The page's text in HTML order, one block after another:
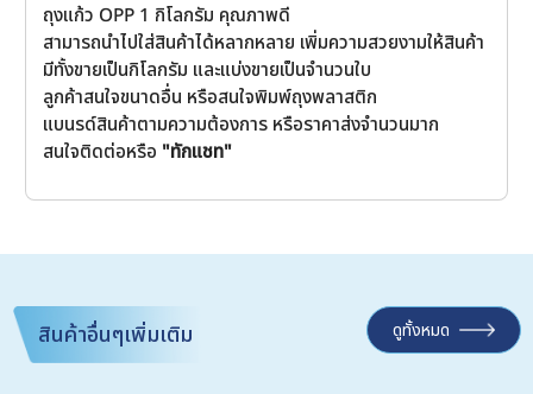
ถุงแก้ว OPP 1 กิโลกรัม คุณภาพดี
สามารถนำไปใส่สินค้าได้หลากหลาย เพิ่มความสวยงามให้สินค้า
มีทั้งขายเป็นกิโลกรัม และแบ่งขายเป็นจำนวนใบ
ลูกค้าสนใจขนาดอื่น หรือสนใจพิมพ์ถุงพลาสติก
แบนรด์สินค้าตามความต้องการ หรือราคาส่งจำนวนมาก
สนใจติดต่อหรือ "ทักแชท"
สินค้าอื่นๆเพิ่มเติม ดูทั้งหมด